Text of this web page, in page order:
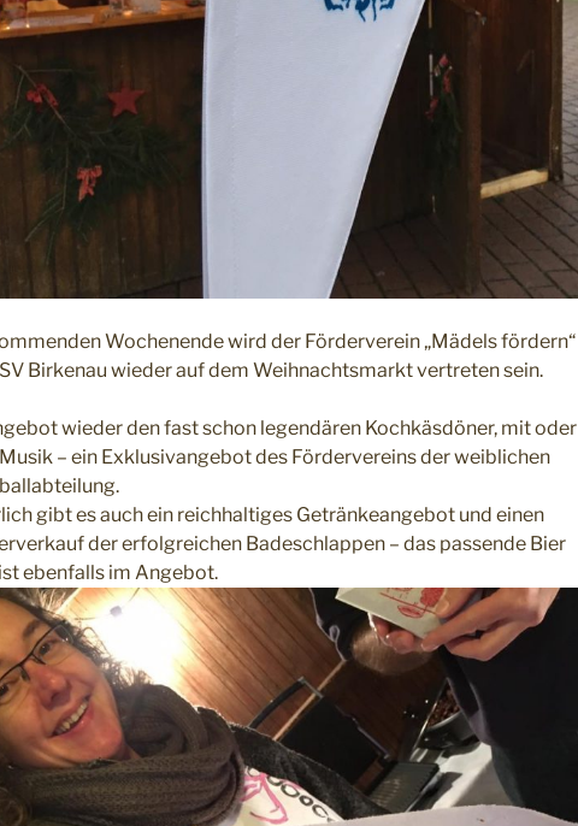
Wochenende wird der Förderverein „Mädels fördern“
Birkenau wieder auf dem Weihnachtsmarkt vertreten sein.
wieder den fast schon legendären Kochkäsdöner, mit oder
– ein Exklusivangebot des Fördervereins der weiblichen
gibt es auch ein reichhaltiges Getränkeangebot und einen
der erfolgreichen Badeschlappen – das passende Bier
ebenfalls im Angebot.